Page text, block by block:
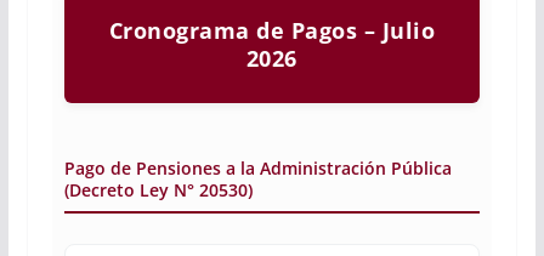
Cronograma de Pagos – Julio
2026
Pago de Pensiones a la Administración Pública
(Decreto Ley N° 20530)